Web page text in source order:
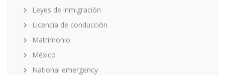
Leyes de inmigración
Licencia de conducción
Matrimonio
México
National emergency